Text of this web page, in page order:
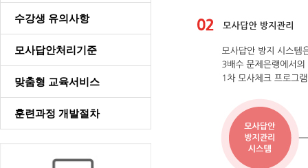
수강생 유의사항
모사답안처리기준
맞춤형 교육서비스
훈련과정 개발절차